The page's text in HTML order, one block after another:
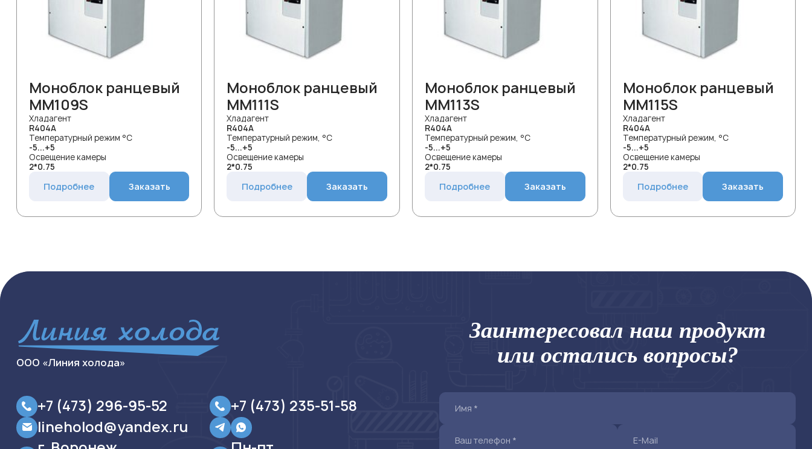
Моноблок ранцевый
MM109S
Хладагент
R404A
Температурный режим °С
-5...+5
Освещение камеры
2*0.75
Подробнее Заказать
Моноблок ранцевый
MM111S
Хладагент
R404A
Температурный режим, °С
-5...+5
Освещение камеры
2*0.75
Подробнее Заказать
Моноблок ранцевый
MM113S
Хладагент
R404A
Температурный режим, °С
-5...+5
Освещение камеры
2*0.75
Подробнее Заказать
Моноблок ранцевый
MM115S
Хладагент
R404A
Температурный режим, °С
-5...+5
Освещение камеры
2*0.75
Подробнее Заказать
ООО «Линия холода»
+7 (473) 296-95-52
+7 (473) 235-51-58
lineholod@yandex.ru
Заинтересовал наш продукт
или остались вопросы?